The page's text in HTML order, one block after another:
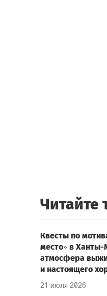
Читайте
Квесты по
место» в
атмосфера
и настоящего
21 июля 2026